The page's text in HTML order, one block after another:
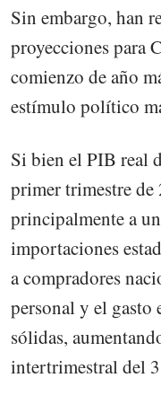
Sin embargo, han
proyecciones para
comienzo de año
estímulo político
Si bien el PIB real
primer trimestre de
principalmente a
importaciones
a compradores
personal y el gasto
sólidas,
intertrimestral del